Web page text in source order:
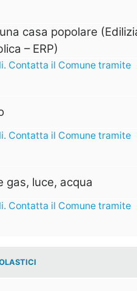
casa popolare
– ERP)
Contatta il Comune tramite
Contatta il Comune tramite
gas, luce, acqua
Contatta il Comune tramite